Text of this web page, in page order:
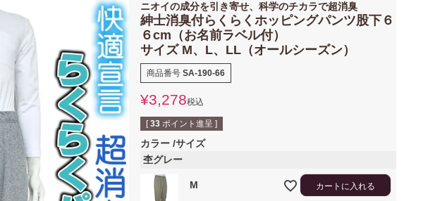
ニオイの成分を引き寄せ、科学のチカラで超消臭
紳士消臭付らくらくホッピングパンツ股下６
６cm（お名前ラベル付）
サイズ M、L、LL（オールシーズン）
商品番号 SA-190-66
¥3,278税込
[ 33 ポイント進呈 ]
カラー サイズ
杢グレー
M カートに入れる